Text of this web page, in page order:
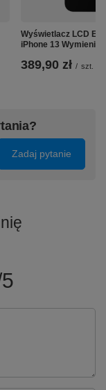
Wyświetlacz LCD
iPhone 13
389,90 zł / szt.
Zadaj pytanie